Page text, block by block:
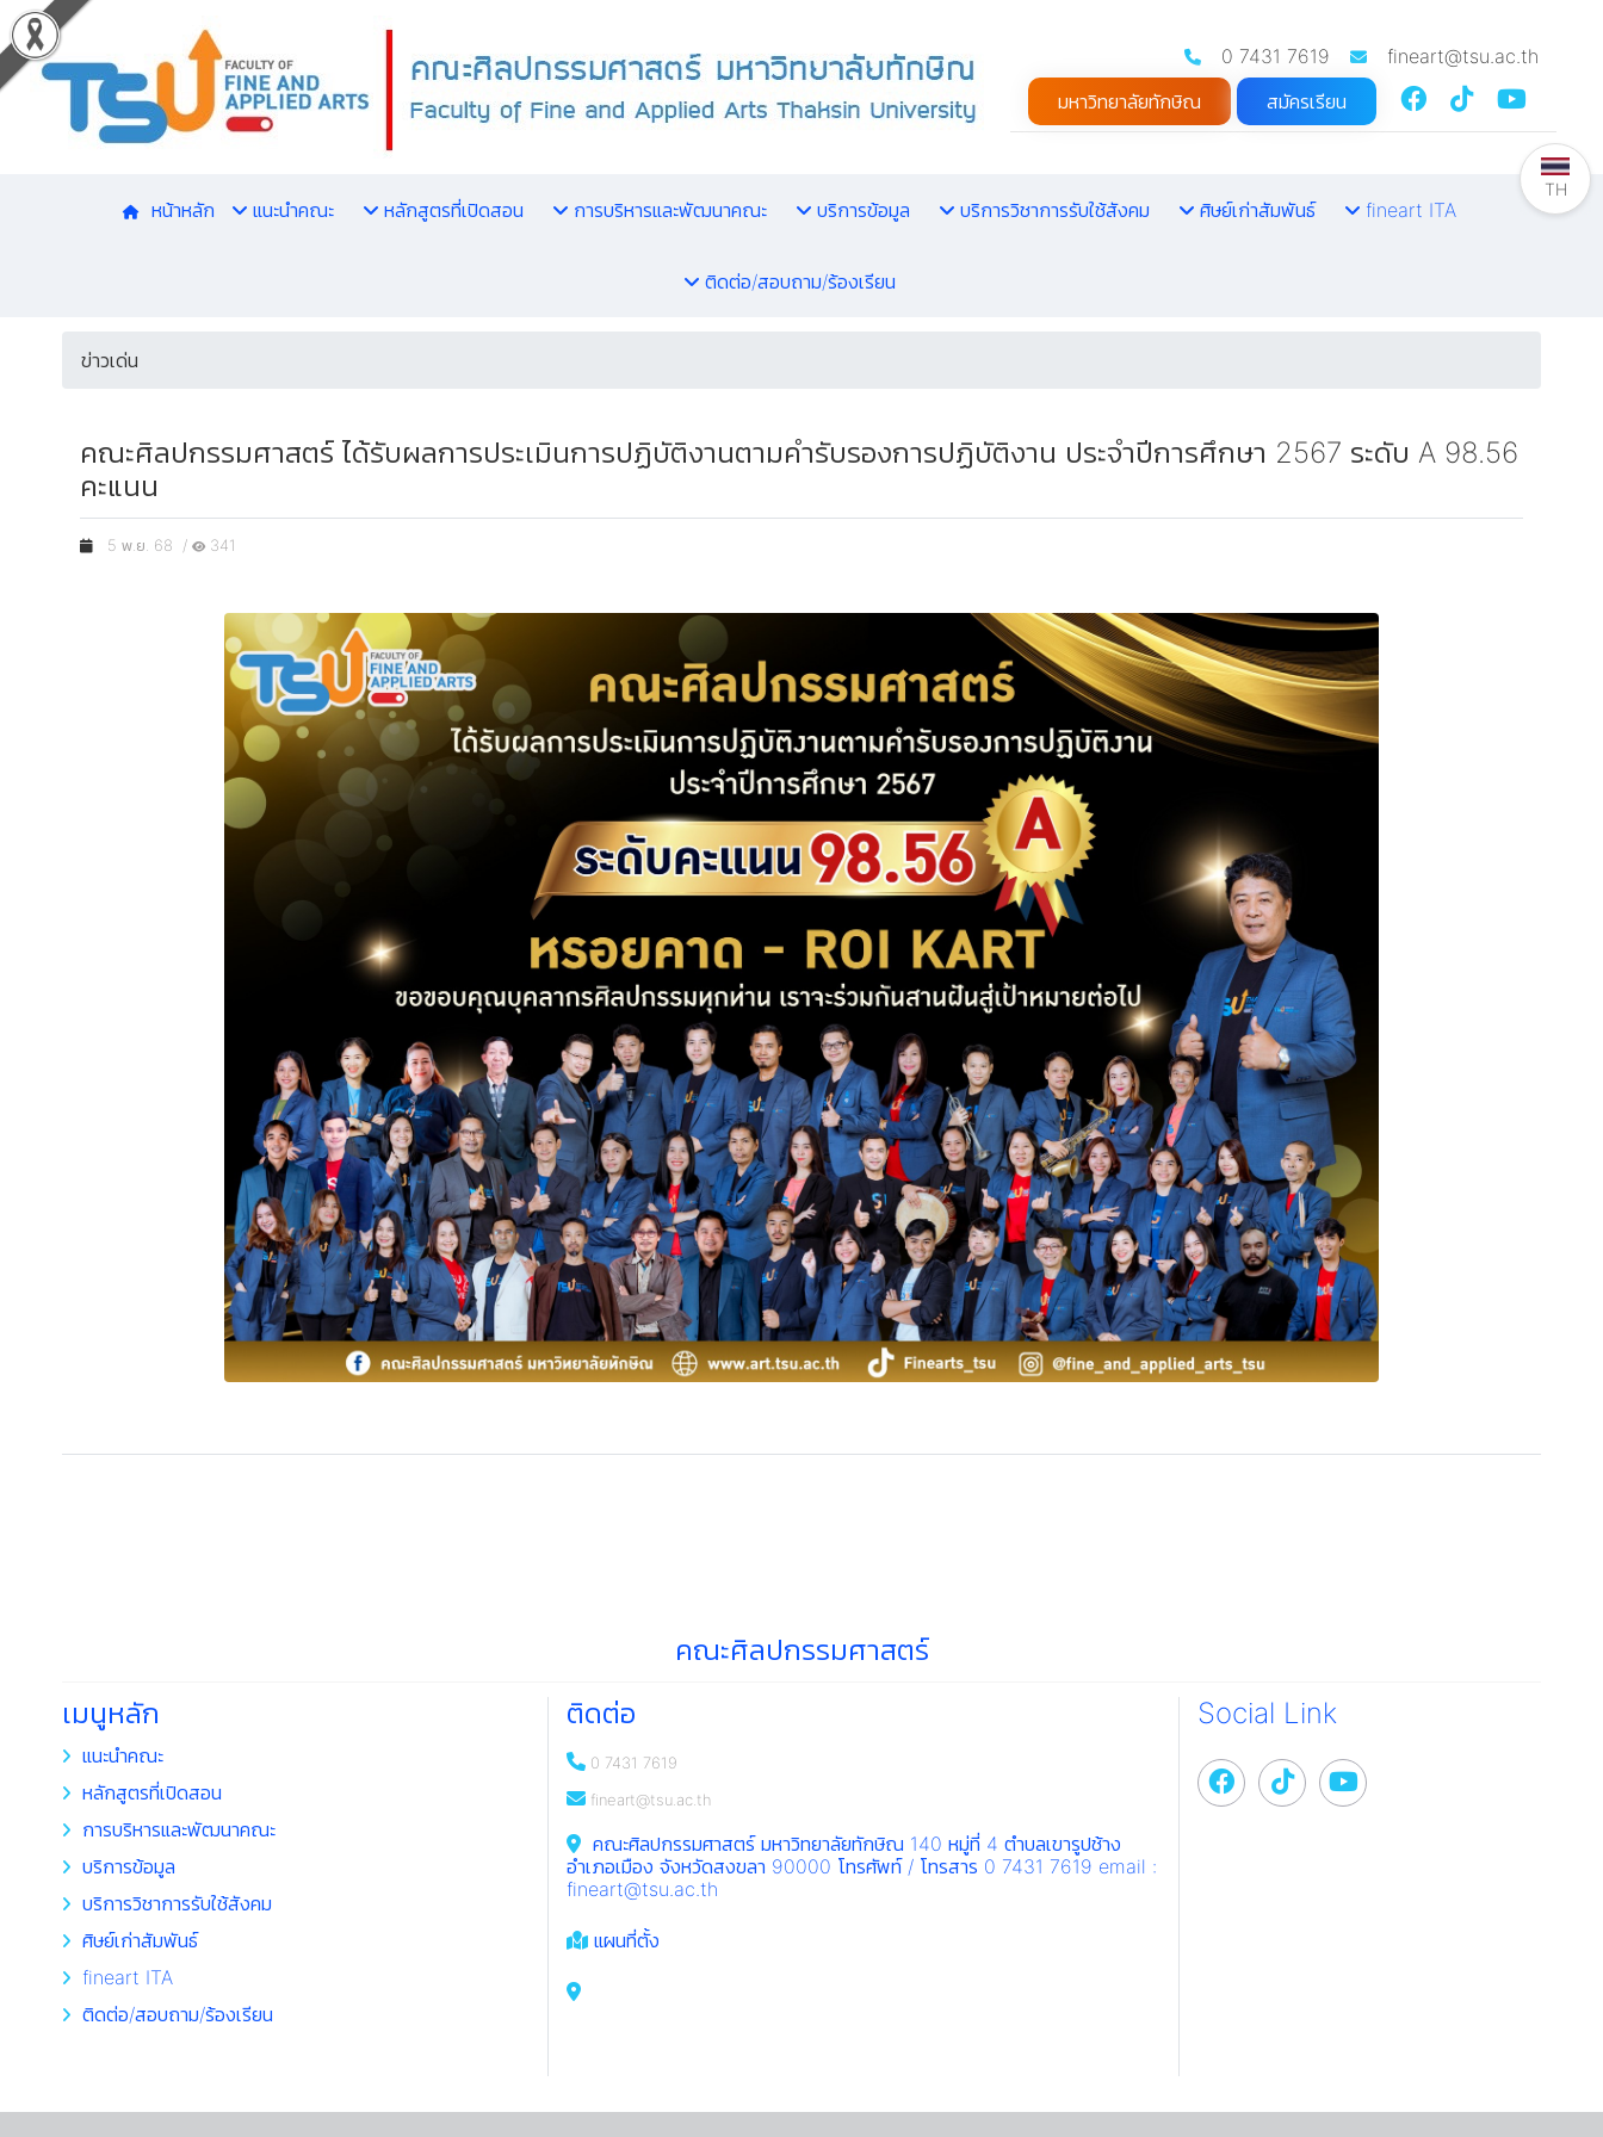
0 7431 7619
fineart@tsu.ac.th
มหาวิทยาลัยทักษิณ
สมัครเรียน
หน้าหลัก แนะนำคณะ หลักสูตรที่เปิดสอน การบริหารและพัฒนาคณะ บริการข้อมูล บริการวิชาการรับใช้สังคม ศิษย์เก่าสัมพันธ์ fineart ITA
ติดต่อ/สอบถาม/ร้องเรียน
ข่าวเด่น
คณะศิลปกรรมศาสตร์ ได้รับผลการประเมินการปฏิบัติงานตามคำรับรองการปฏิบัติงาน ประจำปีการศึกษา 2567 ระดับ A 98.56
คะแนน
5 พ.ย. 68 / 341
คณะศิลปกรรมศาสตร์
เมนูหลัก
แนะนำคณะ
หลักสูตรที่เปิดสอน
การบริหารและพัฒนาคณะ
บริการข้อมูล
บริการวิชาการรับใช้สังคม
ศิษย์เก่าสัมพันธ์
fineart ITA
ติดต่อ/สอบถาม/ร้องเรียน
ติดต่อ
0 7431 7619
fineart@tsu.ac.th
คณะศิลปกรรมศาสตร์ มหาวิทยาลัยทักษิณ 140 หมู่ที่ 4 ตำบลเขารูปช้าง
อำเภอเมือง จังหวัดสงขลา 90000 โทรศัพท์ / โทรสาร 0 7431 7619 email :
fineart@tsu.ac.th
แผนที่ตั้ง
Social Link
TH